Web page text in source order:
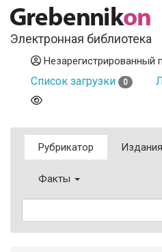
Электронная библиотека
Незарегистрированный
Список загрузки 0
Рубрикатор Издания
Факты